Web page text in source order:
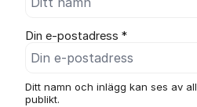
Din e-postadress *
Ditt namn och inlägg kan ses av
publikt.